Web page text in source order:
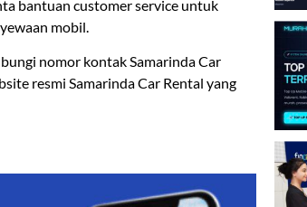
bantuan customer service untuk
mobil.
nomor kontak Samarinda Car
resmi Samarinda Car Rental yang